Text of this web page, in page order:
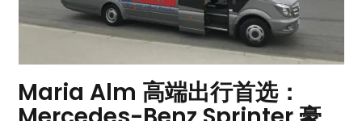
Maria Alm 高端出行首选：